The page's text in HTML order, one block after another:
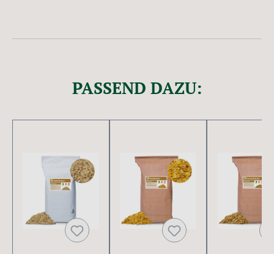
PASSEND DAZU: